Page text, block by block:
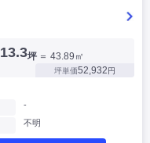
13.3坪 ＝ 43.89㎡
坪単価52,932円
-
不明